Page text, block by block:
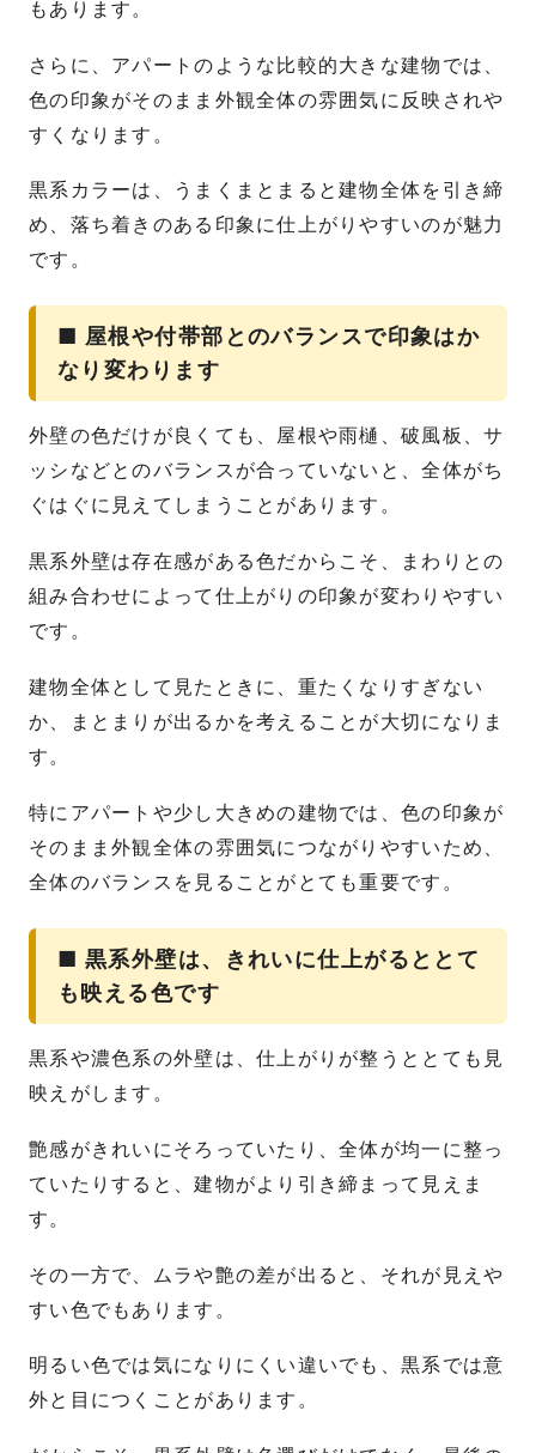
もあります。
さらに、アパートのような比較的大きな建物では、
色の印象がそのまま外観全体の雰囲気に反映されや
すくなります。
黒系カラーは、うまくまとまると建物全体を引き締
め、落ち着きのある印象に仕上がりやすいのが魅力
です。
■ 屋根や付帯部とのバランスで印象はか
なり変わります
外壁の色だけが良くても、屋根や雨樋、破風板、サ
ッシなどとのバランスが合っていないと、全体がち
ぐはぐに見えてしまうことがあります。
黒系外壁は存在感がある色だからこそ、まわりとの
組み合わせによって仕上がりの印象が変わりやすい
です。
建物全体として見たときに、重たくなりすぎない
か、まとまりが出るかを考えることが大切になりま
す。
特にアパートや少し大きめの建物では、色の印象が
そのまま外観全体の雰囲気につながりやすいため、
全体のバランスを見ることがとても重要です。
■ 黒系外壁は、きれいに仕上がるととて
も映える色です
黒系や濃色系の外壁は、仕上がりが整うととても見
映えがします。
艶感がきれいにそろっていたり、全体が均一に整っ
ていたりすると、建物がより引き締まって見えま
す。
その一方で、ムラや艶の差が出ると、それが見えや
すい色でもあります。
明るい色では気になりにくい違いでも、黒系では意
外と目につくことがあります。